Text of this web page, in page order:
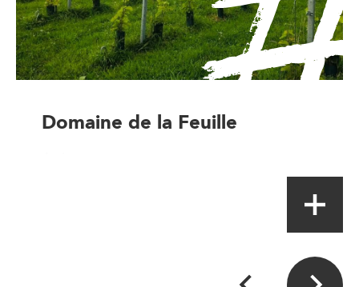
Domaine de la Feuille